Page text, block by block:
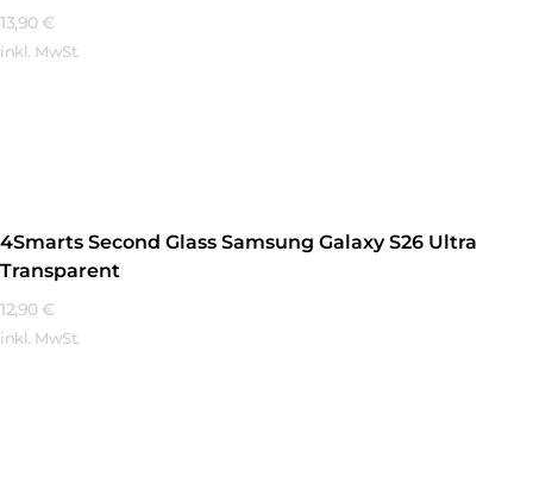
13,90 €
inkl. MwSt.
4Smarts Second Glass Samsung Galaxy S26 Ultra
Transparent
12,90 €
inkl. MwSt.